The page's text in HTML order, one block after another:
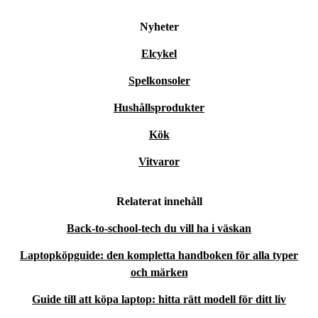
Tack vare snabb processor och gott om anslutningar
hanterar den krävande arbetsuppgifter, multitasking och
stora filer utan problem.
Är denna laptop ett smart val för miljön?
både koldioxidavtrycket och elektronikavfallet, samtidigt
Hur trygg är min investering?
Du får alltid minst 12 månaders garanti och 30 dagars fri
retur – ett bekymmersfritt och säkert köp.
Nyheter
Elcykel
Spelkonsoler
Hushållsprodukter
Kök
Vitvaror
Relaterat innehåll
Back-to-school-tech du vill ha i väskan
Laptopköpguide: den kompletta handboken för alla typer
och märken
Guide till att köpa laptop: hitta rätt modell för ditt liv